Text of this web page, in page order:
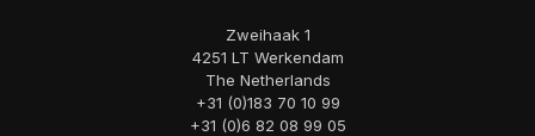
Zweihaak 1
4251 LT Werkendam
The Netherlands
+31 (0)183 70 10 99
+31 (0)6 82 08 99 05